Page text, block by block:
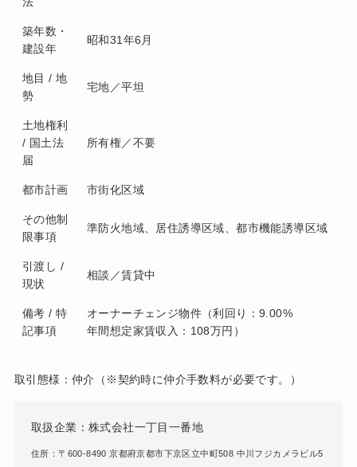
築年数・
建設年
昭和31年6月
地目 / 地
勢
宅地／平坦
土地権利
/ 国土法
届
所有権／不要
都市計画 市街化区域
その他制
限事項
準防火地域、居住誘導区域、都市機能誘導区域
引渡し /
現状
相談／賃貸中
備考 / 特
記事項
オーナーチェンジ物件（利回り：9.00%
年間想定家賃収入：108万円）
取引態様：仲介（※契約時に仲介手数料が必要です。）
取扱企業：株式会社一丁目一番地
住所：〒600-8490 京都府京都市下京区立中町508 中川フジカメラビル5